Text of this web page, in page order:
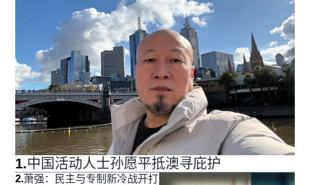
1.中国活动人士孙愿平抵澳寻庇护
2.萧强：民主与专制新冷战开打